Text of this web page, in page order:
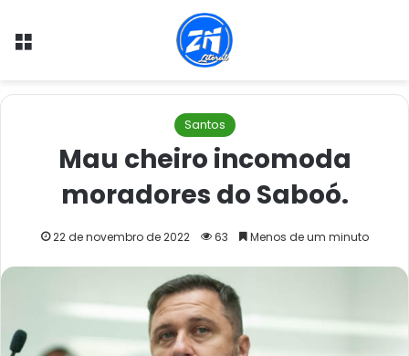
Menu
Santos
Mau cheiro incomoda
moradores do Saboó.
22 de novembro de 2022 63 Menos de um minuto